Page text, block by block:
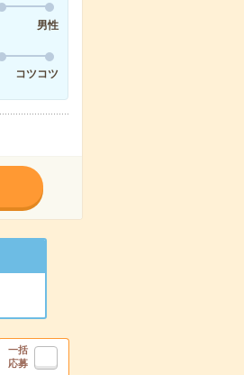
男性
コツコツ
一括
応募